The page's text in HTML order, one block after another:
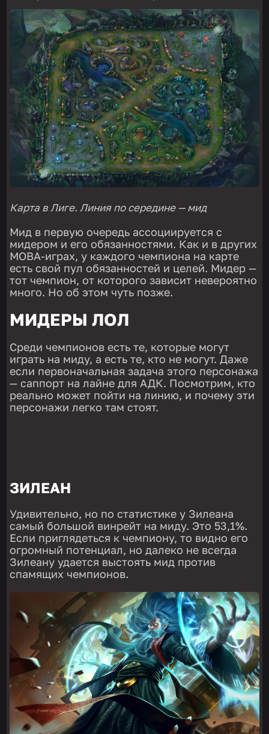
Карта в Лиге. Линия по середине — мид
Мид в первую очередь ассоциируется с
мидером и его обязанностями. Как и в других
MOBA-играх, у каждого чемпиона на карте
есть свой пул обязанностей и целей. Мидер —
тот чемпион, от которого зависит невероятно
много. Но об этом чуть позже.
МИДЕРЫ ЛОЛ
Среди чемпионов есть те, которые могут
играть на миду, а есть те, кто не могут. Даже
если первоначальная задача этого персонажа
— саппорт на лайне для АДК. Посмотрим, кто
реально может пойти на линию, и почему эти
персонажи легко там стоят.
ЗИЛЕАН
Удивительно, но по статистике у Зилеана
самый большой винрейт на миду. Это 53,1%.
Если приглядеться к чемпиону, то видно его
огромный потенциал, но далеко не всегда
Зилеану удается выстоять мид против
спамящих чемпионов.